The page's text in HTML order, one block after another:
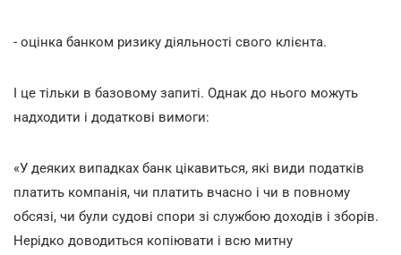
- оцінка банком ризику діяльності свого клієнта.
І це тільки в базовому запиті. Однак до нього можуть
надходити і додаткові вимоги:
«У деяких випадках банк цікавиться, які види податків
платить компанія, чи платить вчасно і чи в повному
обсязі, чи були судові спори зі службою доходів і зборів.
Нерідко доводиться копіювати і всю митну